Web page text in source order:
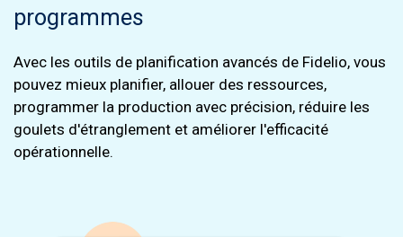
programmes
Avec les outils de planification avancés de Fidelio, vous
pouvez mieux planifier, allouer des ressources,
programmer la production avec précision, réduire les
goulets d'étranglement et améliorer l'efficacité
opérationnelle.